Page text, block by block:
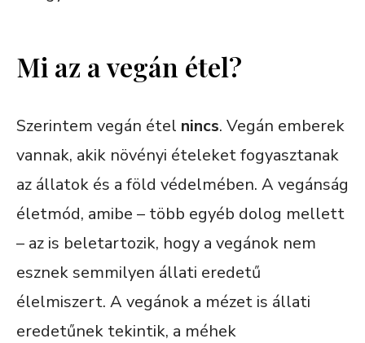
Mi az a vegán étel?
Szerintem vegán étel nincs. Vegán emberek
vannak, akik növényi ételeket fogyasztanak
az állatok és a föld védelmében. A vegánság
életmód, amibe – több egyéb dolog mellett
– az is beletartozik, hogy a vegánok nem
esznek semmilyen állati eredetű
élelmiszert. A vegánok a mézet is állati
eredetűnek tekintik, a méhek